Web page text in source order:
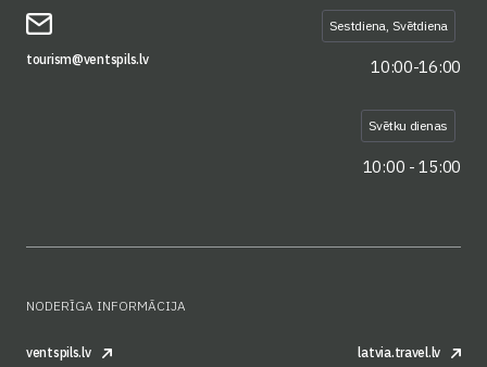
tourism@ventspils.lv
Sestdiena, Svētdiena
10:00-16:00
Svētku dienas
10:00 - 15:00
NODERĪGA INFORMĀCIJA
ventspils.lv latvia.travel.lv